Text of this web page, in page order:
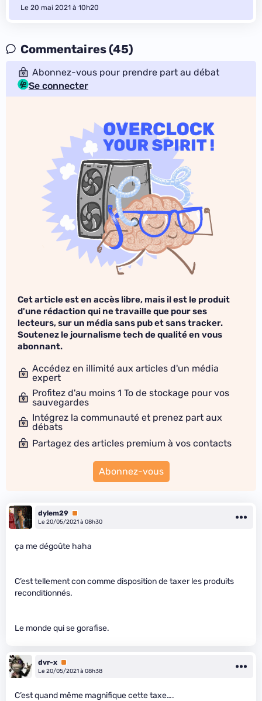
Le 20 mai 2021 à 10h20
Commentaires (45)
Abonnez-vous pour prendre part au débat
Se connecter
Cet article est en accès libre, mais il est le produit
d'une rédaction qui ne travaille que pour ses
lecteurs, sur un média sans pub et sans tracker.
Soutenez le journalisme tech de qualité en vous
abonnant.
Accédez en illimité aux articles d'un média
expert
Profitez d'au moins 1 To de stockage pour vos
sauvegardes
Intégrez la communauté et prenez part aux
débats
Partagez des articles premium à vos contacts
Abonnez-vous
dylem29 Premium
Le 20/05/2021 à 08h30
ça me dégoûte haha
C’est tellement con comme disposition de taxer les produits
reconditionnés.
Le monde qui se gorafise.
dvr-x Premium
Le 20/05/2021 à 08h38
C’est quand même magnifique cette taxe….